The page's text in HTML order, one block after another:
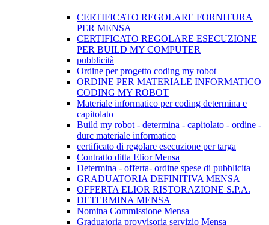
CERTIFICATO REGOLARE FORNITURA
PER MENSA
CERTIFICATO REGOLARE ESECUZIONE
PER BUILD MY COMPUTER
pubblicità
Ordine per progetto coding my robot
ORDINE PER MATERIALE INFORMATICO
CODING MY ROBOT
Materiale informatico per coding determina e
capitolato
Build my robot - determina - capitolato - ordine -
durc materiale informatico
certificato di regolare esecuzione per targa
Contratto ditta Elior Mensa
Determina - offerta- ordine spese di pubblicita
GRADUATORIA DEFINITIVA MENSA
OFFERTA ELIOR RISTORAZIONE S.P.A.
DETERMINA MENSA
Nomina Commissione Mensa
Graduatoria provvisoria servizio Mensa